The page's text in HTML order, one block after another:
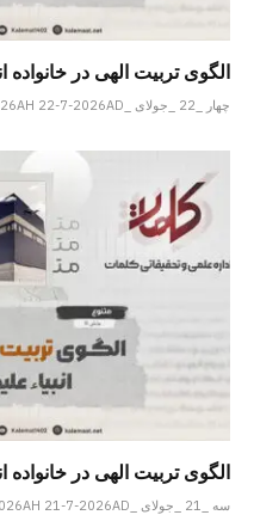
الگوی تربیت الهی در خانواده
چهار _22 _جولای _2026AH 22-7-2026AD
الگوی تربیت الهی در خانواده
سه _21 _جولای _2026AH 21-7-2026AD